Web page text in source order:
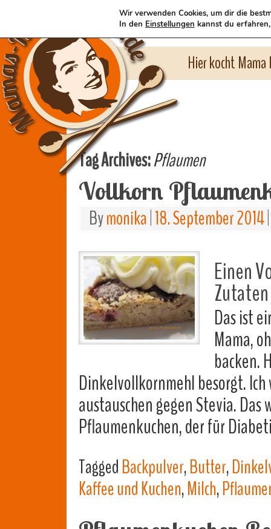
Hier kocht
Tag Archives:Pflaumen
Vollkorn
Bymonika 18. September 2014
Einen
Das ist
Mama,
backen.
Dinkelvollkornmehl besorgt.
austauschen gegen Stevia.
Pflaumenkuchen, der für
TaggedBackpulver,Butter,
Kaffee und Kuchen,Milch,
Wir verwenden Cookies, um dir die
In den Einstellungen kannst du